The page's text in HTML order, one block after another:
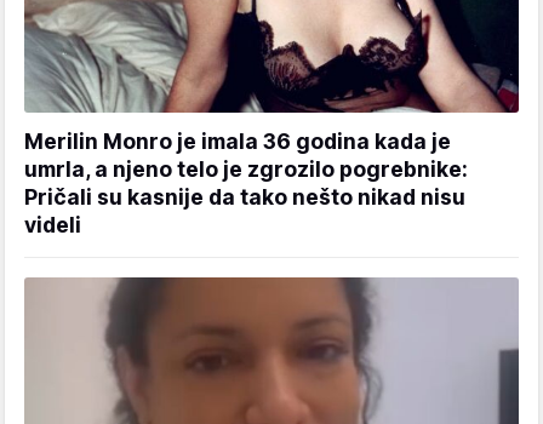
Merilin Monro je imala 36 godina kada je
umrla, a njeno telo je zgrozilo pogrebnike:
Pričali su kasnije da tako nešto nikad nisu
videli